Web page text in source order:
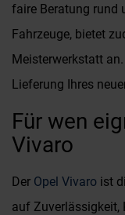
faire Beratung rund
Fahrzeuge, bietet
Meisterwerkstatt
Lieferung Ihres
Für wen
Vivaro
Der Opel Vivaro ist
auf Zuverlässigkeit,